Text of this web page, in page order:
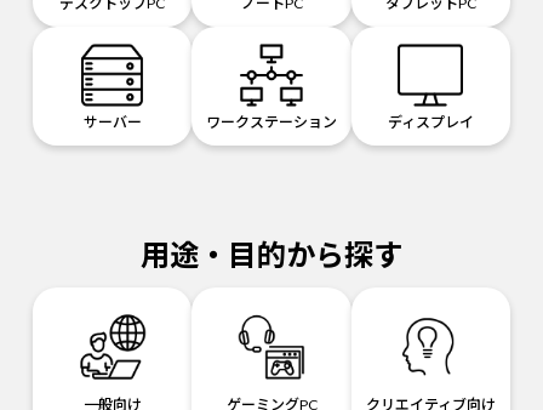
サーバー ワークステーション ディスプレイ
用途・目的から探す
一般向け
ゲーミングPC
クリエイティブ向け